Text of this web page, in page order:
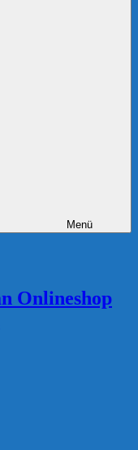
Menü
Onlineshop